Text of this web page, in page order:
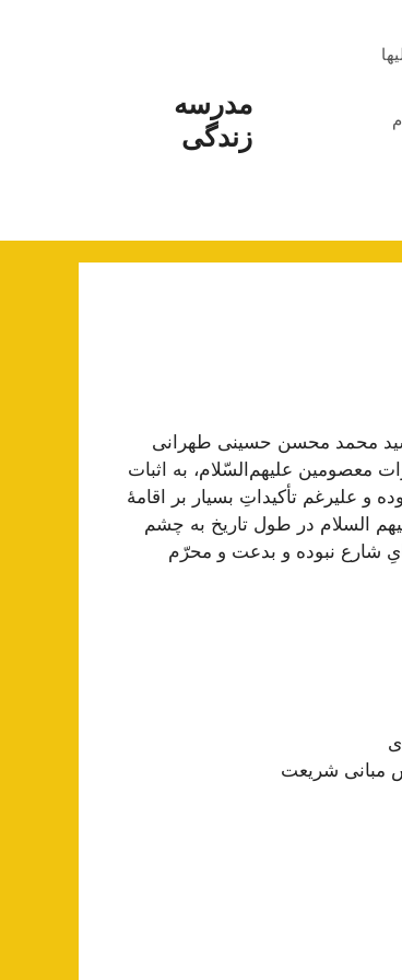
مدرسه
زندگی
سید محمد محسن حسینی طهرانی
معصومين عليهم‌‏السّلام، به اثبات
علیرغم تأکیداتِ بسیار بر اقامۀ
السلام در طول تاریخ به چشم
شارع نبوده و بدعت و محرّم
مبانی شریعت